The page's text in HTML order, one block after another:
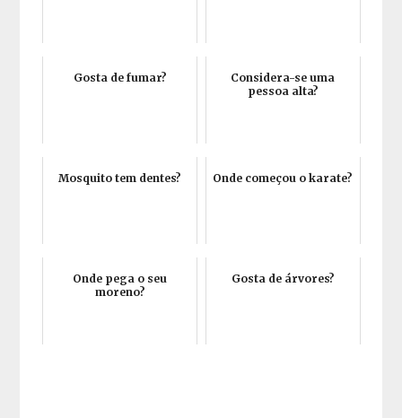
Gosta de fumar?
Considera-se uma
pessoa alta?
Mosquito tem dentes? Onde começou o karate?
Onde pega o seu
moreno?
Gosta de árvores?